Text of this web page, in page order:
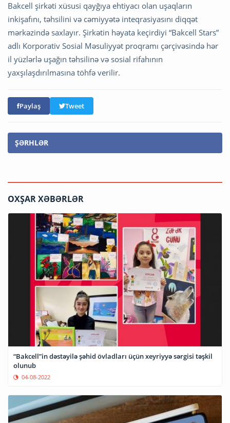
Bakcell şirkəti xüsusi qayğıya ehtiyacı olan uşaqların
inkişafını, təhsilini və cəmiyyətə inteqrasiyasını diqqət
mərkəzində saxlayır. Şirkətin həyata keçirdiyi “Bakcell Stars”
adlı Korporativ Sosial Məsuliyyət proqramı çərçivəsində hər
il yüzlərlə uşağın təhsilinə və sosial rifahının
yaxşılaşdırılmasına töhfə verilir.
Paylaş Tweet
ŞƏRHLƏR
OXŞAR XƏBƏRLƏR
“Bakcell”in dəstəyilə şəhid övladları üçün xeyriyyə sərgisi təşkil
olunub
04-08-2022